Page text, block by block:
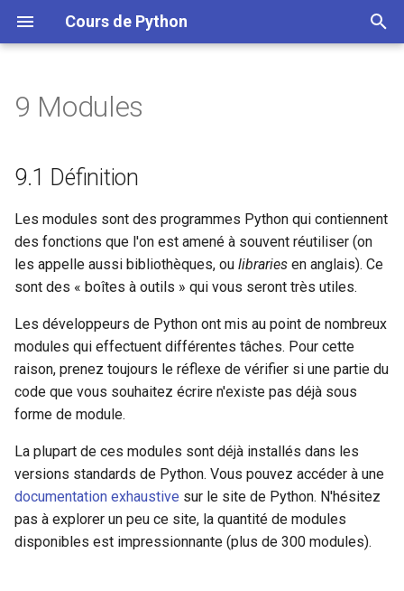
Cours de Python
a
i
s
a
i
o
n
d
e
9.1 Définition
9.2 Importation de modules
9.3 Obtenir de l'aide sur les
modules importés
9.4 Quelques modules
9.5 Module random :
génération de nombres
aléatoires
d'arguments
9.7 Module pathlib : gestion
des fichiers et des
répertoires
A. Quelques formats de
biologie
B. Installation de Python
9 Modules
9.1 Définition
Les modules sont des programmes Python qui contiennent
des fonctions que l'on est amené à souvent réutiliser (on
les appelle aussi bibliothèques, ou libraries en anglais). Ce
sont des « boîtes à outils » qui vous seront très utiles.
Les développeurs de Python ont mis au point de nombreux
modules qui effectuent différentes tâches. Pour cette
raison, prenez toujours le réflexe de vérifier si une partie du
code que vous souhaitez écrire n'existe pas déjà sous
forme de module.
La plupart de ces modules sont déjà installés dans les
versions standards de Python. Vous pouvez accéder à une
documentation exhaustive sur le site de Python. N'hésitez
pas à explorer un peu ce site, la quantité de modules
disponibles est impressionnante (plus de 300 modules).